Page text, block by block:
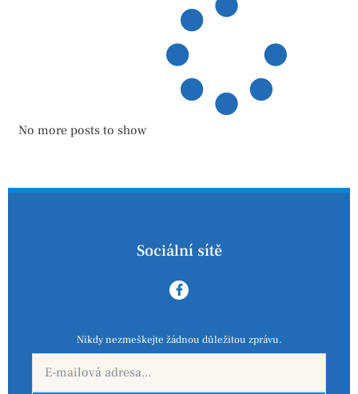
No more posts to show
Sociální sítě
Nikdy nezmeškejte žádnou důležitou zprávu.